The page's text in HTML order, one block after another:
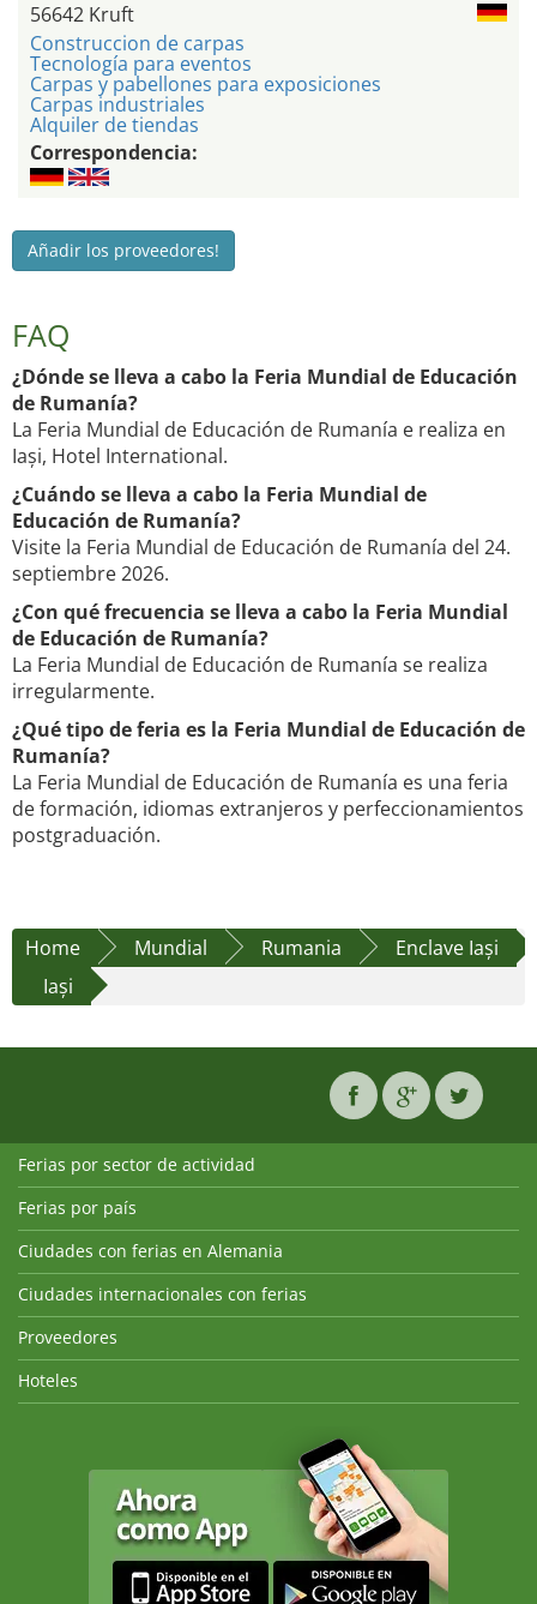
56642 Kruft
Construccion de carpas
Tecnología para eventos
Carpas y pabellones para exposiciones
Carpas industriales
Alquiler de tiendas
Correspondencia:
Añadir los proveedores!
FAQ
¿Dónde se lleva a cabo la Feria Mundial de Educación
de Rumanía?
La Feria Mundial de Educación de Rumanía e realiza en
Iași, Hotel International.
¿Cuándo se lleva a cabo la Feria Mundial de
Educación de Rumanía?
Visite la Feria Mundial de Educación de Rumanía del 24.
septiembre 2026.
¿Con qué frecuencia se lleva a cabo la Feria Mundial
de Educación de Rumanía?
La Feria Mundial de Educación de Rumanía se realiza
irregularmente.
¿Qué tipo de feria es la Feria Mundial de Educación de
Rumanía?
La Feria Mundial de Educación de Rumanía es una feria
de formación, idiomas extranjeros y perfeccionamientos
postgraduación.
Home Mundial Rumania
Enclave Iași
Iași
Ferias por sector de actividad
Ferias por país
Ciudades con ferias en Alemania
Ciudades internacionales con ferias
Proveedores
Hoteles